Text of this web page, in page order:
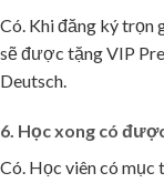
Có. Khi đăng ký trọn
sẽ được tặng VIP
Deutsch.
6. Học xong có
Có. Học viên có